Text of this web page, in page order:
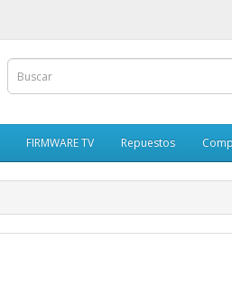
FIRMWARE TV Repuestos